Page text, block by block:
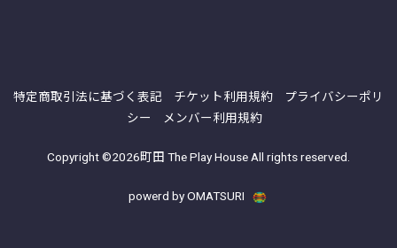
特定商取引法に基づく表記 チケット利用規約
プライバシーポリ
シー
メンバー利用規約
Copyright ©2026町田 The Play House All rights reserved.
powerd by OMATSURI